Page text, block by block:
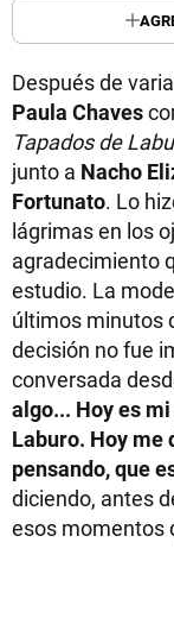
Después de
Paula Chaves
Tapados de
junto a Nacho
Fortunato. Lo
lágrimas en los
agradecimiento
estudio. La
últimos minutos
decisión no fue
conversada
algo... Hoy es
Laburo. Hoy me
pensando, que
diciendo, antes
esos momentos